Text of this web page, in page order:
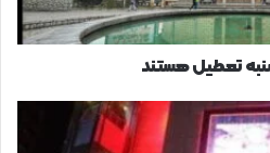
تعطیل هستند